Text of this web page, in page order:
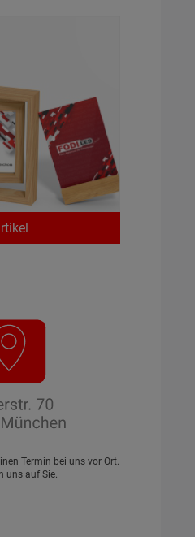
Termin bei uns vor Ort.
uns auf Sie.